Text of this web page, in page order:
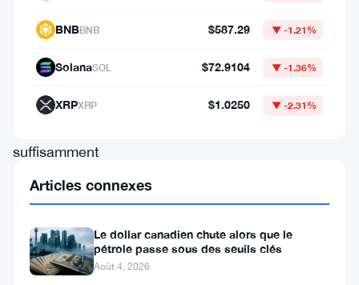
États-
l’Iran
suffisamment
secoué
les
investisseurs
pour
pousser
BNBBNB $587.29 ▼ -1.21%
SolanaSOL $72.9104 ▼ -1.36%
XRPXRP $1.0250 ▼ -2.31%
Articles connexes
Le dollar canadien chute alors que le
pétrole passe sous des seuils clés
Août 4, 2026